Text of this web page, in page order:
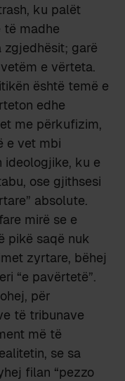
ku palët
madhe
zgjedhësit; garë
e vërteta.
është temë e
edhe
me përkufizim,
e vet mbi
ideologjike, ku e
ose gjithsesi
absolute.
mirë se e
pikë saqë nuk
zyrtare, bëhej
“e pavërtetë”.
për
të tribunave
më të
se sa
filan “pezzo